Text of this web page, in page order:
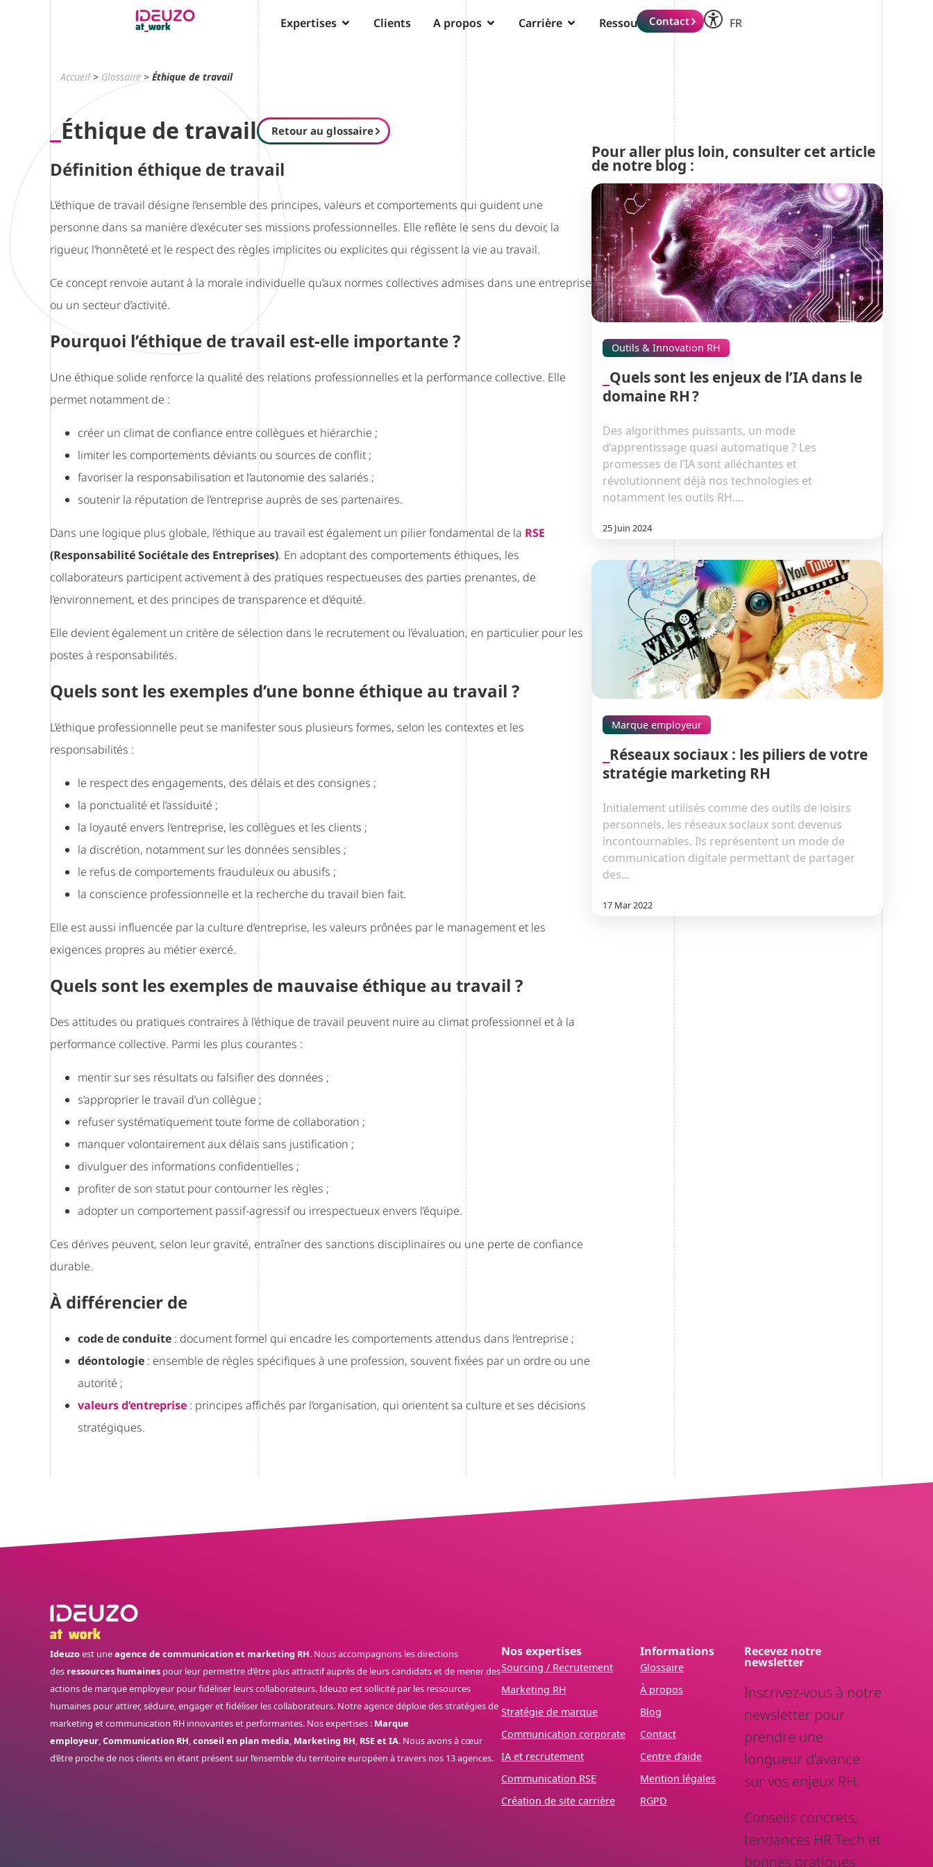
Expertises Clients A propos Carrière RessourcesContact FR
DE
Accueil > Glossaire >Éthique de travail
Éthique de travail Retour au glossaire
Définition éthique de travail
L’éthique de travail désigne l’ensemble des principes, valeurs et comportements qui guident une
personne dans sa manière d’exécuter ses missions professionnelles. Elle reflète le sens du devoir, la
rigueur, l’honnêteté et le respect des règles implicites ou explicites qui régissent la vie au travail.
Ce concept renvoie autant à la morale individuelle qu’aux normes collectives admises dans une entreprise
ou un secteur d’activité.
Pourquoi l’éthique de travail est-elle importante ?
Une éthique solide renforce la qualité des relations professionnelles et la performance collective. Elle
permet notamment de :
créer un climat de confiance entre collègues et hiérarchie ;
limiter les comportements déviants ou sources de conflit ;
favoriser la responsabilisation et l’autonomie des salariés ;
soutenir la réputation de l’entreprise auprès de ses partenaires.
Dans une logique plus globale, l’éthique au travail est également un pilier fondamental de la RSE
(Responsabilité Sociétale des Entreprises). En adoptant des comportements éthiques, les
collaborateurs participent activement à des pratiques respectueuses des parties prenantes, de
l’environnement, et des principes de transparence et d’équité.
Elle devient également un critère de sélection dans le recrutement ou l’évaluation, en particulier pour les
postes à responsabilités.
Quels sont les exemples d’une bonne éthique au travail ?
L’éthique professionnelle peut se manifester sous plusieurs formes, selon les contextes et les
responsabilités :
le respect des engagements, des délais et des consignes ;
la ponctualité et l’assiduité ;
la loyauté envers l’entreprise, les collègues et les clients ;
la discrétion, notamment sur les données sensibles ;
le refus de comportements frauduleux ou abusifs ;
la conscience professionnelle et la recherche du travail bien fait.
Elle est aussi influencée par la culture d’entreprise, les valeurs prônées par le management et les
exigences propres au métier exercé.
Quels sont les exemples de mauvaise éthique au travail ?
Des attitudes ou pratiques contraires à l’éthique de travail peuvent nuire au climat professionnel et à la
performance collective. Parmi les plus courantes :
mentir sur ses résultats ou falsifier des données ;
s’approprier le travail d’un collègue ;
refuser systématiquement toute forme de collaboration ;
manquer volontairement aux délais sans justification ;
divulguer des informations confidentielles ;
profiter de son statut pour contourner les règles ;
adopter un comportement passif-agressif ou irrespectueux envers l’équipe.
Ces dérives peuvent, selon leur gravité, entraîner des sanctions disciplinaires ou une perte de confiance
durable.
À différencier de
code de conduite : document formel qui encadre les comportements attendus dans l’entreprise ;
déontologie : ensemble de règles spécifiques à une profession, souvent fixées par un ordre ou une
autorité ;
valeurs d’entreprise : principes affichés par l’organisation, qui orientent sa culture et ses décisions
stratégiques.
Pour aller plus loin, consulter cet article
de notre blog :
Outils & Innovation RH
Quels sont les enjeux de l’IA dans le
domaine RH ?
Des algorithmes puissants, un mode
d’apprentissage quasi automatique ? Les
promesses de l’IA sont alléchantes et
révolutionnent déjà nos technologies et
notamment les outils RH....
25 Juin 2024
Marque employeur
Réseaux sociaux : les piliers de votre
stratégie marketing RH
Initialement utilisés comme des outils de loisirs
personnels, les réseaux sociaux sont devenus
incontournables. Ils représentent un mode de
communication digitale permettant de partager
des...
17 Mar 2022
Ideuzoest uneagence de communication et marketing RH. Nous accompagnons les directions
des ressources humaines pour leur permettre d’être plus attractif auprès de leurs candidats et de mener des
actions de marque employeur pour fidéliser leurs collaborateurs. Ideuzo est sollicité par les ressources
humaines pour attirer, séduire, engager et fidéliser les collaborateurs. Notre agence déploie des stratégies de
marketing et communication RH innovantes et performantes. Nos expertises : Marque
employeur,Communication RH,conseil en plan media, Marketing RH, RSE et IA. Nous avons à cœur
d’être proche de nos clients en étant présent sur l’ensemble du territoire européen à travers nos 13 agences.
Nos expertises
Sourcing / Recrutement
Marketing RH
Stratégie de marque
Communication corporate
IA et recrutement
Communication RSE
Création de site carrière
Informations
Glossaire
À propos
Blog
Contact
Centre d’aide
Mention légales
RGPD
Recevez notre
newsletter
Inscrivez-vous à notre
newsletter pour
prendre une
longueur d’avance
sur vos enjeux RH.
Conseils concrets,
tendances HR Tech et
bonnes pratiques